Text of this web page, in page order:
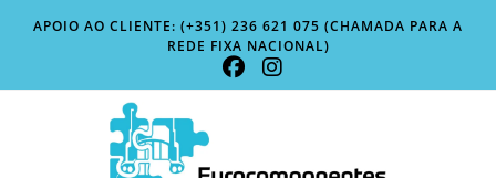
APOIO AO CLIENTE: (+351) 236 621 075 (CHAMADA PARA A
REDE FIXA NACIONAL)